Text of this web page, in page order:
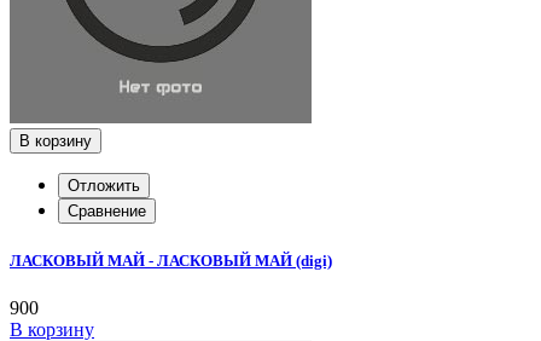
В корзину
Отложить
Сравнение
ЛАСКОВЫЙ МАЙ - ЛАСКОВЫЙ МАЙ (digi)
900
В корзину